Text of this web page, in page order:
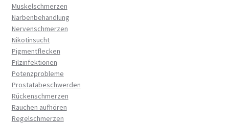
Muskelschmerzen
Narbenbehandlung
Nervenschmerzen
Nikotinsucht
Pigmentflecken
Pilzinfektionen
Potenzprobleme
Prostatabeschwerden
Rückenschmerzen
Rauchen aufhören
Regelschmerzen